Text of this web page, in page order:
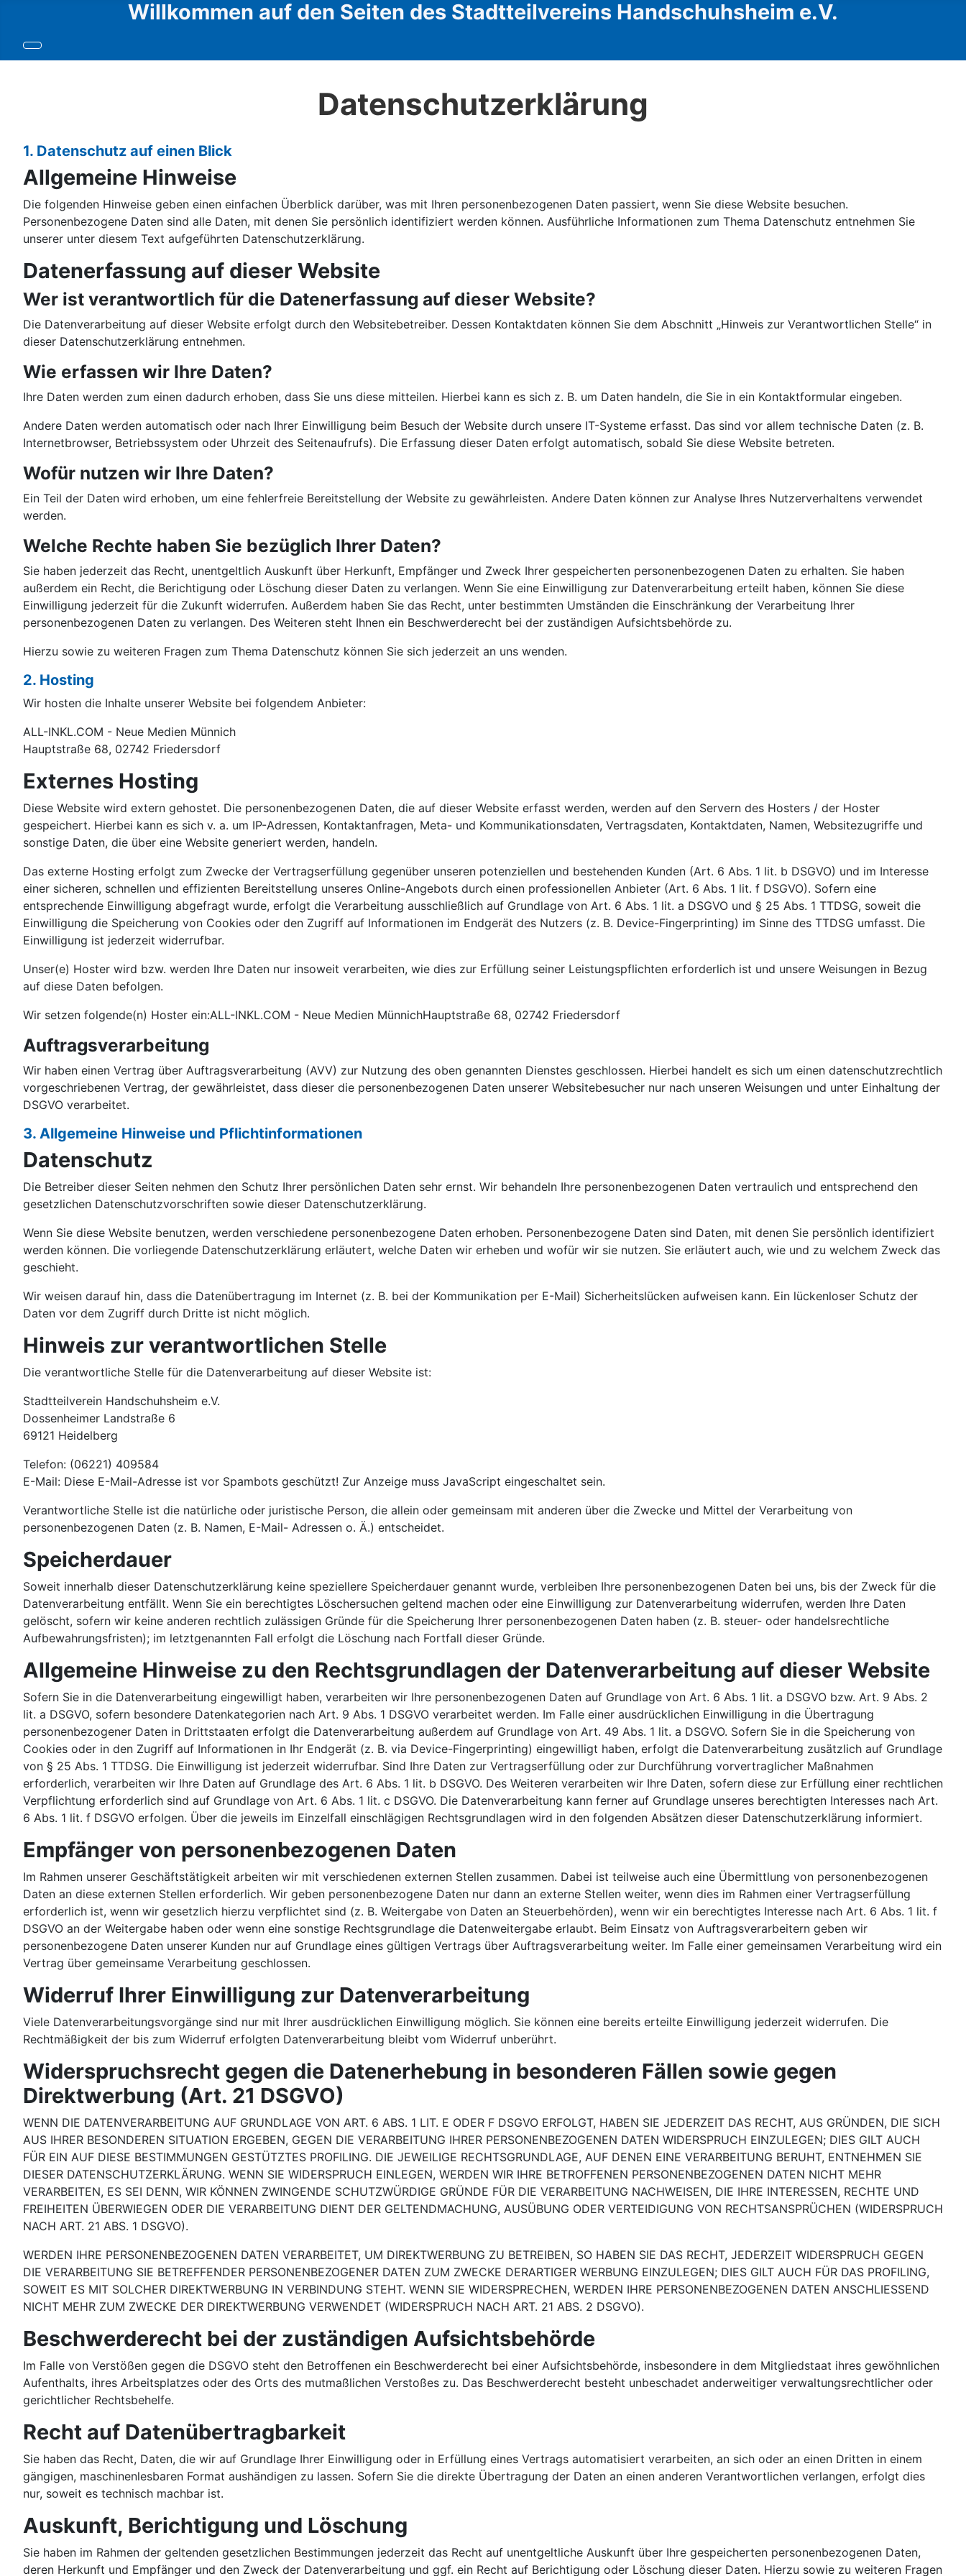
Willkommen auf den Seiten des Stadtteilvereins Handschuhsheim e.V.
Datenschutzerklärung
1. Datenschutz auf einen Blick
Allgemeine Hinweise
Die folgenden Hinweise geben einen einfachen Überblick darüber, was mit Ihren personenbezogenen Daten passiert, wenn Sie diese Website besuchen.
Personenbezogene Daten sind alle Daten, mit denen Sie persönlich identifiziert werden können. Ausführliche Informationen zum Thema Datenschutz entnehmen Sie
unserer unter diesem Text aufgeführten Datenschutzerklärung.
Datenerfassung auf dieser Website
Wer ist verantwortlich für die Datenerfassung auf dieser Website?
Die Datenverarbeitung auf dieser Website erfolgt durch den Websitebetreiber. Dessen Kontaktdaten können Sie dem Abschnitt „Hinweis zur Verantwortlichen Stelle“ in
dieser Datenschutzerklärung entnehmen.
Wie erfassen wir Ihre Daten?
Ihre Daten werden zum einen dadurch erhoben, dass Sie uns diese mitteilen. Hierbei kann es sich z. B. um Daten handeln, die Sie in ein Kontaktformular eingeben.
Andere Daten werden automatisch oder nach Ihrer Einwilligung beim Besuch der Website durch unsere IT-Systeme erfasst. Das sind vor allem technische Daten (z. B.
Internetbrowser, Betriebssystem oder Uhrzeit des Seitenaufrufs). Die Erfassung dieser Daten erfolgt automatisch, sobald Sie diese Website betreten.
Wofür nutzen wir Ihre Daten?
Ein Teil der Daten wird erhoben, um eine fehlerfreie Bereitstellung der Website zu gewährleisten. Andere Daten können zur Analyse Ihres Nutzerverhaltens verwendet
werden.
Welche Rechte haben Sie bezüglich Ihrer Daten?
Sie haben jederzeit das Recht, unentgeltlich Auskunft über Herkunft, Empfänger und Zweck Ihrer gespeicherten personenbezogenen Daten zu erhalten. Sie haben
außerdem ein Recht, die Berichtigung oder Löschung dieser Daten zu verlangen. Wenn Sie eine Einwilligung zur Datenverarbeitung erteilt haben, können Sie diese
Einwilligung jederzeit für die Zukunft widerrufen. Außerdem haben Sie das Recht, unter bestimmten Umständen die Einschränkung der Verarbeitung Ihrer
personenbezogenen Daten zu verlangen. Des Weiteren steht Ihnen ein Beschwerderecht bei der zuständigen Aufsichtsbehörde zu.
Hierzu sowie zu weiteren Fragen zum Thema Datenschutz können Sie sich jederzeit an uns wenden.
2. Hosting
Wir hosten die Inhalte unserer Website bei folgendem Anbieter:
ALL-INKL.COM - Neue Medien Münnich
Hauptstraße 68, 02742 Friedersdorf
Externes Hosting
Diese Website wird extern gehostet. Die personenbezogenen Daten, die auf dieser Website erfasst werden, werden auf den Servern des Hosters / der Hoster
gespeichert. Hierbei kann es sich v. a. um IP-Adressen, Kontaktanfragen, Meta- und Kommunikationsdaten, Vertragsdaten, Kontaktdaten, Namen, Websitezugriffe und
sonstige Daten, die über eine Website generiert werden, handeln.
Das externe Hosting erfolgt zum Zwecke der Vertragserfüllung gegenüber unseren potenziellen und bestehenden Kunden (Art. 6 Abs. 1 lit. b DSGVO) und im Interesse
einer sicheren, schnellen und effizienten Bereitstellung unseres Online-Angebots durch einen professionellen Anbieter (Art. 6 Abs. 1 lit. f DSGVO). Sofern eine
entsprechende Einwilligung abgefragt wurde, erfolgt die Verarbeitung ausschließlich auf Grundlage von Art. 6 Abs. 1 lit. a DSGVO und § 25 Abs. 1 TTDSG, soweit die
Einwilligung die Speicherung von Cookies oder den Zugriff auf Informationen im Endgerät des Nutzers (z. B. Device-Fingerprinting) im Sinne des TTDSG umfasst. Die
Einwilligung ist jederzeit widerrufbar.
Unser(e) Hoster wird bzw. werden Ihre Daten nur insoweit verarbeiten, wie dies zur Erfüllung seiner Leistungspflichten erforderlich ist und unsere Weisungen in Bezug
auf diese Daten befolgen.
Wir setzen folgende(n) Hoster ein:ALL-INKL.COM - Neue Medien MünnichHauptstraße 68, 02742 Friedersdorf
Auftragsverarbeitung
Wir haben einen Vertrag über Auftragsverarbeitung (AVV) zur Nutzung des oben genannten Dienstes geschlossen. Hierbei handelt es sich um einen datenschutzrechtlich
vorgeschriebenen Vertrag, der gewährleistet, dass dieser die personenbezogenen Daten unserer Websitebesucher nur nach unseren Weisungen und unter Einhaltung der
DSGVO verarbeitet.
3. Allgemeine Hinweise und Pflicht­informationen
Datenschutz
Die Betreiber dieser Seiten nehmen den Schutz Ihrer persönlichen Daten sehr ernst. Wir behandeln Ihre personenbezogenen Daten vertraulich und entsprechend den
gesetzlichen Datenschutzvorschriften sowie dieser Datenschutzerklärung.
Wenn Sie diese Website benutzen, werden verschiedene personenbezogene Daten erhoben. Personenbezogene Daten sind Daten, mit denen Sie persönlich identifiziert
werden können. Die vorliegende Datenschutzerklärung erläutert, welche Daten wir erheben und wofür wir sie nutzen. Sie erläutert auch, wie und zu welchem Zweck das
geschieht.
Wir weisen darauf hin, dass die Datenübertragung im Internet (z. B. bei der Kommunikation per E-Mail) Sicherheitslücken aufweisen kann. Ein lückenloser Schutz der
Daten vor dem Zugriff durch Dritte ist nicht möglich.
Hinweis zur verantwortlichen Stelle
Die verantwortliche Stelle für die Datenverarbeitung auf dieser Website ist:
Stadtteilverein Handschuhsheim e.V.
Dossenheimer Landstraße 6
69121 Heidelberg
Telefon: (06221) 409584
E-Mail: Diese E-Mail-Adresse ist vor Spambots geschützt! Zur Anzeige muss JavaScript eingeschaltet sein.
Verantwortliche Stelle ist die natürliche oder juristische Person, die allein oder gemeinsam mit anderen über die Zwecke und Mittel der Verarbeitung von
personenbezogenen Daten (z. B. Namen, E-Mail- Adressen o. Ä.) entscheidet.
Speicherdauer
Soweit innerhalb dieser Datenschutzerklärung keine speziellere Speicherdauer genannt wurde, verbleiben Ihre personenbezogenen Daten bei uns, bis der Zweck für die
Datenverarbeitung entfällt. Wenn Sie ein berechtigtes Löschersuchen geltend machen oder eine Einwilligung zur Datenverarbeitung widerrufen, werden Ihre Daten
gelöscht, sofern wir keine anderen rechtlich zulässigen Gründe für die Speicherung Ihrer personenbezogenen Daten haben (z. B. steuer- oder handelsrechtliche
Aufbewahrungsfristen); im letztgenannten Fall erfolgt die Löschung nach Fortfall dieser Gründe.
Allgemeine Hinweise zu den Rechtsgrundlagen der Datenverarbeitung auf dieser Website
Sofern Sie in die Datenverarbeitung eingewilligt haben, verarbeiten wir Ihre personenbezogenen Daten auf Grundlage von Art. 6 Abs. 1 lit. a DSGVO bzw. Art. 9 Abs. 2
lit. a DSGVO, sofern besondere Datenkategorien nach Art. 9 Abs. 1 DSGVO verarbeitet werden. Im Falle einer ausdrücklichen Einwilligung in die Übertragung
personenbezogener Daten in Drittstaaten erfolgt die Datenverarbeitung außerdem auf Grundlage von Art. 49 Abs. 1 lit. a DSGVO. Sofern Sie in die Speicherung von
Cookies oder in den Zugriff auf Informationen in Ihr Endgerät (z. B. via Device-Fingerprinting) eingewilligt haben, erfolgt die Datenverarbeitung zusätzlich auf Grundlage
von § 25 Abs. 1 TTDSG. Die Einwilligung ist jederzeit widerrufbar. Sind Ihre Daten zur Vertragserfüllung oder zur Durchführung vorvertraglicher Maßnahmen
erforderlich, verarbeiten wir Ihre Daten auf Grundlage des Art. 6 Abs. 1 lit. b DSGVO. Des Weiteren verarbeiten wir Ihre Daten, sofern diese zur Erfüllung einer rechtlichen
Verpflichtung erforderlich sind auf Grundlage von Art. 6 Abs. 1 lit. c DSGVO. Die Datenverarbeitung kann ferner auf Grundlage unseres berechtigten Interesses nach Art.
6 Abs. 1 lit. f DSGVO erfolgen. Über die jeweils im Einzelfall einschlägigen Rechtsgrundlagen wird in den folgenden Absätzen dieser Datenschutzerklärung informiert.
Empfänger von personenbezogenen Daten
Im Rahmen unserer Geschäftstätigkeit arbeiten wir mit verschiedenen externen Stellen zusammen. Dabei ist teilweise auch eine Übermittlung von personenbezogenen
Daten an diese externen Stellen erforderlich. Wir geben personenbezogene Daten nur dann an externe Stellen weiter, wenn dies im Rahmen einer Vertragserfüllung
erforderlich ist, wenn wir gesetzlich hierzu verpflichtet sind (z. B. Weitergabe von Daten an Steuerbehörden), wenn wir ein berechtigtes Interesse nach Art. 6 Abs. 1 lit. f
DSGVO an der Weitergabe haben oder wenn eine sonstige Rechtsgrundlage die Datenweitergabe erlaubt. Beim Einsatz von Auftragsverarbeitern geben wir
personenbezogene Daten unserer Kunden nur auf Grundlage eines gültigen Vertrags über Auftragsverarbeitung weiter. Im Falle einer gemeinsamen Verarbeitung wird ein
Vertrag über gemeinsame Verarbeitung geschlossen.
Widerruf Ihrer Einwilligung zur Datenverarbeitung
Viele Datenverarbeitungsvorgänge sind nur mit Ihrer ausdrücklichen Einwilligung möglich. Sie können eine bereits erteilte Einwilligung jederzeit widerrufen. Die
Rechtmäßigkeit der bis zum Widerruf erfolgten Datenverarbeitung bleibt vom Widerruf unberührt.
Widerspruchsrecht gegen die Datenerhebung in besonderen Fällen sowie gegen
Direktwerbung (Art. 21 DSGVO)
WENN DIE DATENVERARBEITUNG AUF GRUNDLAGE VON ART. 6 ABS. 1 LIT. E ODER F DSGVO ERFOLGT, HABEN SIE JEDERZEIT DAS RECHT, AUS GRÜNDEN, DIE SICH
AUS IHRER BESONDEREN SITUATION ERGEBEN, GEGEN DIE VERARBEITUNG IHRER PERSONENBEZOGENEN DATEN WIDERSPRUCH EINZULEGEN; DIES GILT AUCH
FÜR EIN AUF DIESE BESTIMMUNGEN GESTÜTZTES PROFILING. DIE JEWEILIGE RECHTSGRUNDLAGE, AUF DENEN EINE VERARBEITUNG BERUHT, ENTNEHMEN SIE
DIESER DATENSCHUTZERKLÄRUNG. WENN SIE WIDERSPRUCH EINLEGEN, WERDEN WIR IHRE BETROFFENEN PERSONENBEZOGENEN DATEN NICHT MEHR
VERARBEITEN, ES SEI DENN, WIR KÖNNEN ZWINGENDE SCHUTZWÜRDIGE GRÜNDE FÜR DIE VERARBEITUNG NACHWEISEN, DIE IHRE INTERESSEN, RECHTE UND
FREIHEITEN ÜBERWIEGEN ODER DIE VERARBEITUNG DIENT DER GELTENDMACHUNG, AUSÜBUNG ODER VERTEIDIGUNG VON RECHTSANSPRÜCHEN (WIDERSPRUCH
NACH ART. 21 ABS. 1 DSGVO).
WERDEN IHRE PERSONENBEZOGENEN DATEN VERARBEITET, UM DIREKTWERBUNG ZU BETREIBEN, SO HABEN SIE DAS RECHT, JEDERZEIT WIDERSPRUCH GEGEN
DIE VERARBEITUNG SIE BETREFFENDER PERSONENBEZOGENER DATEN ZUM ZWECKE DERARTIGER WERBUNG EINZULEGEN; DIES GILT AUCH FÜR DAS PROFILING,
SOWEIT ES MIT SOLCHER DIREKTWERBUNG IN VERBINDUNG STEHT. WENN SIE WIDERSPRECHEN, WERDEN IHRE PERSONENBEZOGENEN DATEN ANSCHLIESSEND
NICHT MEHR ZUM ZWECKE DER DIREKTWERBUNG VERWENDET (WIDERSPRUCH NACH ART. 21 ABS. 2 DSGVO).
Beschwerde­recht bei der zuständigen Aufsichts­behörde
Im Falle von Verstößen gegen die DSGVO steht den Betroffenen ein Beschwerderecht bei einer Aufsichtsbehörde, insbesondere in dem Mitgliedstaat ihres gewöhnlichen
Aufenthalts, ihres Arbeitsplatzes oder des Orts des mutmaßlichen Verstoßes zu. Das Beschwerderecht besteht unbeschadet anderweitiger verwaltungsrechtlicher oder
gerichtlicher Rechtsbehelfe.
Recht auf Daten­übertrag­barkeit
Sie haben das Recht, Daten, die wir auf Grundlage Ihrer Einwilligung oder in Erfüllung eines Vertrags automatisiert verarbeiten, an sich oder an einen Dritten in einem
gängigen, maschinenlesbaren Format aushändigen zu lassen. Sofern Sie die direkte Übertragung der Daten an einen anderen Verantwortlichen verlangen, erfolgt dies
nur, soweit es technisch machbar ist.
Auskunft, Berichtigung und Löschung
Sie haben im Rahmen der geltenden gesetzlichen Bestimmungen jederzeit das Recht auf unentgeltliche Auskunft über Ihre gespeicherten personenbezogenen Daten,
deren Herkunft und Empfänger und den Zweck der Datenverarbeitung und ggf. ein Recht auf Berichtigung oder Löschung dieser Daten. Hierzu sowie zu weiteren Fragen